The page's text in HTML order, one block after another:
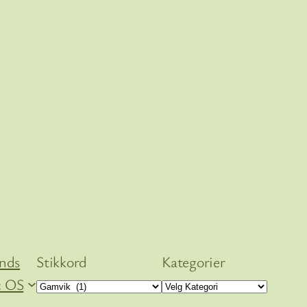
OS
Stikkord Kategorier